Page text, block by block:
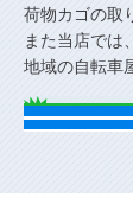
荷物カゴの取
また当店では
地域の自転車